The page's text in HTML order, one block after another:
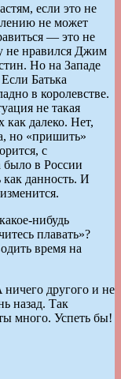
если это не
не может
— это не
не нравился Джим
Но на Западе
Батька
в королевстве.
не такая
как далеко. Нет,
но «пришить»
с
было в России
данность. И
нибудь
плавать»?
время на
другого и не
назад. Так
много. Успеть бы!